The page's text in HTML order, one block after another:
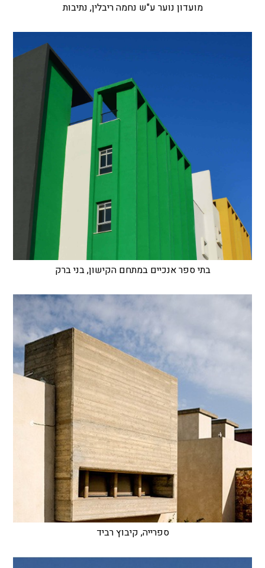
מועדון נוער ע"ש נחמה ריבלין, נתיבות
בתי ספר אנכיים במתחם הקישון, בני ברק
ספרייה, קיבוץ רביד